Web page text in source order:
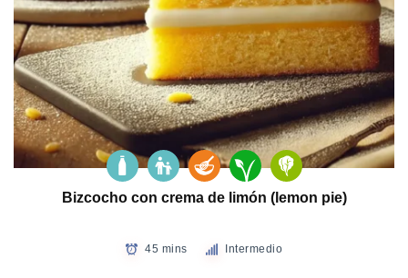
Bizcocho con crema de limón (lemon pie)
45 mins Intermedio